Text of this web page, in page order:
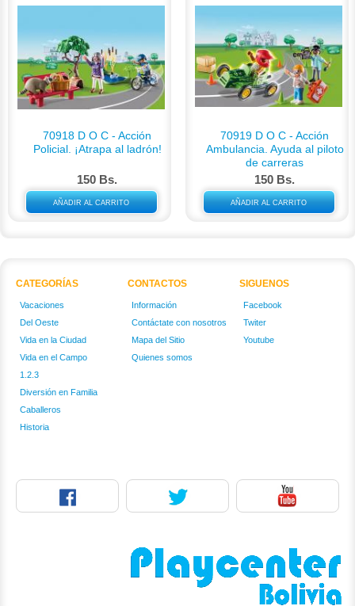
70918 D O C - Acción
Policial. ¡Atrapa al ladrón!
150 Bs.
AÑADIR AL CARRITO
70919 D O C - Acción
Ambulancia. Ayuda al piloto
de carreras
150 Bs.
AÑADIR AL CARRITO
CATEGORÍAS
Vacaciones
Del Oeste
Vida en la Ciudad
Vida en el Campo
1.2.3
Diversión en Familia
Caballeros
Historia
CONTACTOS
Información
Contáctate con nosotros
Mapa del Sitio
Quienes somos
SIGUENOS
Facebook
Twiter
Youtube